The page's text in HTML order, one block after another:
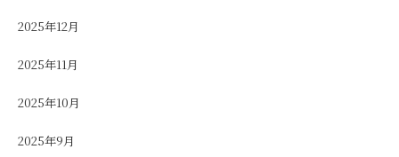
2025年12月
2025年11月
2025年10月
2025年9月